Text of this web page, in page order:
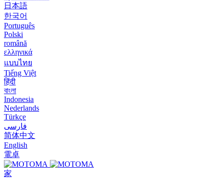
日本語
한국어
Português
Polski
română
ελληνικά
แบบไทย
Tiếng Việt
हिंदी
বাংলা
Indonesia
Nederlands
Türkçe
فارسی
简体中文
English
電卓
家